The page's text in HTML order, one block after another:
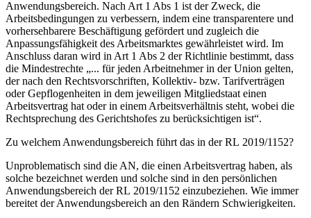
Anwendungsbereich. Nach Art 1 Abs 1 ist der Zweck, die
Arbeitsbedingungen zu verbessern, indem eine transparentere und
vorhersehbarere Beschäftigung gefördert und zugleich die
Anpassungsfähigkeit des Arbeitsmarktes gewährleistet wird. Im
Anschluss daran wird in Art 1 Abs 2 derRichtlinie bestimmt, dass
die Mindestrechte „... für jeden Arbeitnehmer in der Union gelten,
der nach den Rechtsvorschriften, Kollektiv- bzw. Tarifverträgen
oder Gepflogenheiten in dem jeweiligen Mitgliedstaat einen
Arbeitsvertrag hat oder in einem Arbeitsverhältnis steht, wobei die
Rechtsprechung des Gerichtshofes zu berücksichtigen ist“.
Zu welchem Anwendungsbereich führt das in der RL 2019/1152?
Unproblematisch sind die AN, die einen Arbeitsvertrag haben, als
solche bezeichnet werden und solche sind in den persönlichen
Anwendungsbereich der RL 2019/1152 einzubeziehen. Wie immer
bereitet der Anwendungsbereich an den Rändern Schwierigkeiten.